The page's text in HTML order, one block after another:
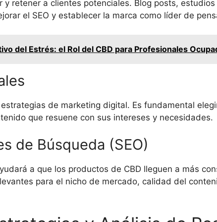
y retener a clientes potenciales. Blog posts,
el SEO y establecer la marca como líder de
del Estrés: el Rol del CBD para Profesionales
de marketing digital. Es fundamental
que resuene con sus intereses y necesidades.
de Búsqueda (SEO)
a que los productos de CBD lleguen a más
para el nicho de mercado, calidad del